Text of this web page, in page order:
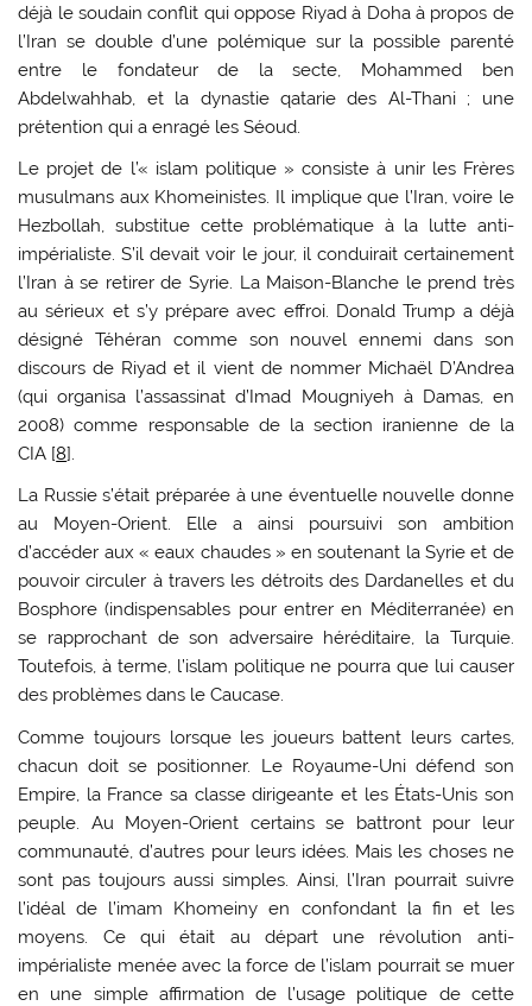
déjà le soudain conflit qui oppose Riyad à Doha à propos de
l’Iran se double d’une polémique sur la possible parenté
entre le fondateur de la secte, Mohammed ben
Abdelwahhab, et la dynastie qatarie des Al-Thani ; une
prétention qui a enragé les Séoud.
Le projet de l’« islam politique » consiste à unir les Frères
musulmans aux Khomeinistes. Il implique que l’Iran, voire le
Hezbollah, substitue cette problématique à la lutte anti-
impérialiste. S’il devait voir le jour, il conduirait certainement
l’Iran à se retirer de Syrie. La Maison-Blanche le prend très
au sérieux et s’y prépare avec effroi. Donald Trump a déjà
désigné Téhéran comme son nouvel ennemi dans son
discours de Riyad et il vient de nommer Michaël D’Andrea
(qui organisa l’assassinat d’Imad Mougniyeh à Damas, en
2008) comme responsable de la section iranienne de la
CIA [8].
La Russie s’était préparée à une éventuelle nouvelle donne
au Moyen-Orient. Elle a ainsi poursuivi son ambition
d’accéder aux « eaux chaudes » en soutenant la Syrie et de
pouvoir circuler à travers les détroits des Dardanelles et du
Bosphore (indispensables pour entrer en Méditerranée) en
se rapprochant de son adversaire héréditaire, la Turquie.
Toutefois, à terme, l’islam politique ne pourra que lui causer
des problèmes dans le Caucase.
Comme toujours lorsque les joueurs battent leurs cartes,
chacun doit se positionner. Le Royaume-Uni défend son
Empire, la France sa classe dirigeante et les États-Unis son
peuple. Au Moyen-Orient certains se battront pour leur
communauté, d’autres pour leurs idées. Mais les choses ne
sont pas toujours aussi simples. Ainsi, l’Iran pourrait suivre
l’idéal de l’imam Khomeiny en confondant la fin et les
moyens. Ce qui était au départ une révolution anti-
impérialiste menée avec la force de l’islam pourrait se muer
en une simple affirmation de l’usage politique de cette